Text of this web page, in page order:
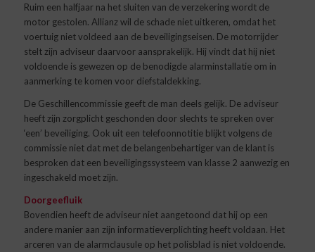
Ruim een halfjaar na het sluiten van de verzekering wordt de
motor gestolen. Allianz wil de schade niet uitkeren, omdat het
voertuig niet voldeed aan de beveiligingseisen. De motorrijder
stelt zijn adviseur daarvoor aansprakelijk. Hij vindt dat hij niet
voldoende is gewezen op de benodigde alarminstallatie om in
aanmerking te komen voor diefstaldekking.
De Geschillencommissie geeft de man deels gelijk. De adviseur
heeft zijn zorgplicht geschonden door slechts te spreken over
‘een’ beveiliging. Ook uit een telefoonnotitie blijkt volgens de
commissie niet dat met de belangenbehartiger van de klant is
besproken dat een beveiligingssysteem van klasse 2 aanwezig en
ingeschakeld moet zijn.
Doorgeefluik
Bovendien heeft de adviseur niet aangetoond dat hij op een
andere manier aan zijn informatieverplichting heeft voldaan. Het
arceren van de alarmclausule op het polisblad is niet voldoende.